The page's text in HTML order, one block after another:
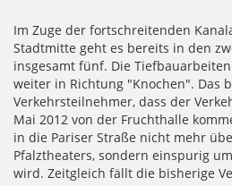
Im Zuge der fortschreitenden
Stadtmitte geht es bereits in den
insgesamt fünf. Die
weiter in Richtung "Knochen". Das
Verkehrsteilnehmer, dass der
Mai 2012 von der Fruchthalle
in die Pariser Straße nicht mehr
Pfalztheaters, sondern einspurig
wird. Zeitgleich fällt die bisherige